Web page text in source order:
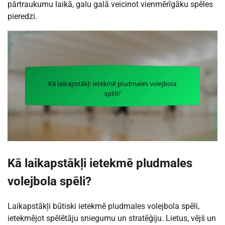
pārtraukumu laikā, galu galā veicinot vienmērīgāku spēles
pieredzi.
Kā laikapstākļi ietekmē pludmales
volejbola spēli?
Laikapstākļi būtiski ietekmē pludmales volejbola spēli,
ietekmējot spēlētāju sniegumu un stratēģiju. Lietus, vējš un